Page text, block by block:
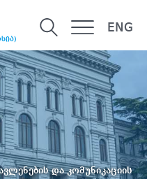
ENG
და კომუნიკაციის